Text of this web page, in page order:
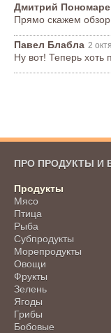
Дмитрий
Прямо скажем обзор
Павел Блабла 2
Ну вот! Теперь хоть
ПРО ПРОДУКТЫ И
Продукты
Мясо
Птица
Рыба
Субпродукты
Морепродукты
Овощи
Фрукты
Зелень
Ягоды
Грибы
Бобовые